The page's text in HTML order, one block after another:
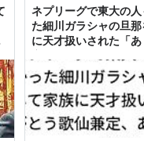
ネプリーグで東大の
た細川ガラシャの旦
に天才扱いされた「